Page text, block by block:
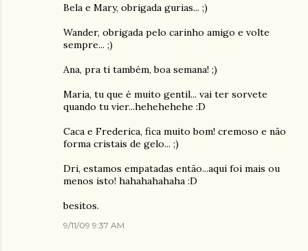
Bela e Mary, obrigada gurias... ;)
Wander, obrigada pelo carinho amigo e volte
sempre... ;)
Ana, pra ti também, boa semana! ;)
Maria, tu que é muito gentil... vai ter sorvete
quando tu vier...hehehehehe :D
Caca e Frederica, fica muito bom! cremoso e não
forma cristais de gelo... ;)
Dri, estamos empatadas então...aqui foi mais ou
menos isto! hahahahahaha :D
besitos.
9/11/09 9:37 AM